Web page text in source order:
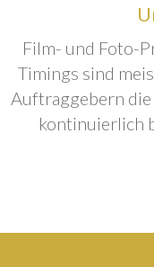
Film- und Foto-
Timings sind
Auftraggebern
kontinuierlich